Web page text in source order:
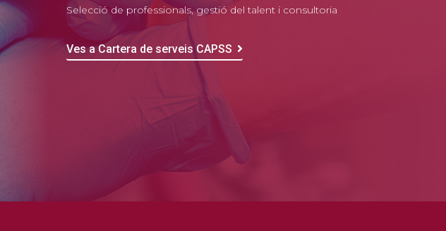
Selecció de professionals, gestió del talent i consultoria
Ves a Cartera de serveis CAPSS